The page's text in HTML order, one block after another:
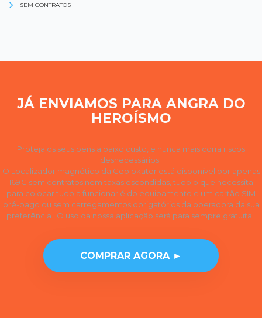
SEM CONTRATOS
JÁ ENVIAMOS PARA ANGRA DO
HEROÍSMO
Proteja os seus bens a baixo custo, e nunca mais corra riscos
desnecessários.
O Localizador magnético da Geolokator está disponível por apenas
169€ sem contratos nem taxas escondidas, tudo o que necessita
para colocar tudo a funcionar é do equipamento e um cartão SIM
pré-pago ou sem carregamentos obrigatórios da operadora da sua
preferência. O uso da nossa aplicação será para sempre gratuita.
COMPRAR AGORA ►